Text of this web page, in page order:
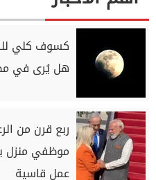
هل يُرى في
ربع قرن من
موظفي منزل
عمل قاسية